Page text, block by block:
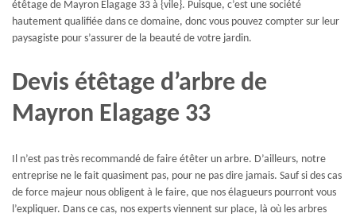
étêtage de Mayron Elagage 33 à {vile}. Puisque, c’est une société
hautement qualifiée dans ce domaine, donc vous pouvez compter sur leur
paysagiste pour s’assurer de la beauté de votre jardin.
Devis étêtage d’arbre de
Mayron Elagage 33
Il n’est pas très recommandé de faire étêter un arbre. D’ailleurs, notre
entreprise ne le fait quasiment pas, pour ne pas dire jamais. Sauf si des cas
de force majeur nous obligent à le faire, que nos élagueurs pourront vous
l’expliquer. Dans ce cas, nos experts viennent sur place, là où les arbres